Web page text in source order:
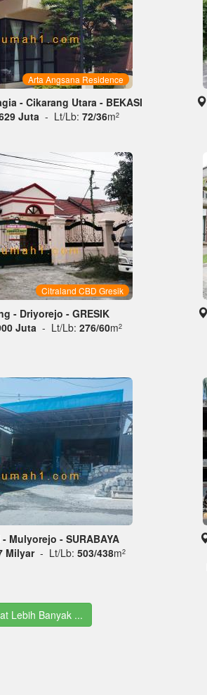
Arta Angsana Residence
- Cikarang Utara - BEKASI
Juta - Lt/Lb: 72/36m2
Citraland CBD Gresik
- Driyorejo - GRESIK
Juta - Lt/Lb: 276/60m2
Mulyorejo - SURABAYA
Milyar - Lt/Lb: 503/438m2
Lebih Banyak ...